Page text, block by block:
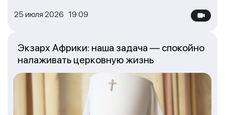
25 июля 2026 19:09
Экзарх Африки: наша задача — спокойно
налаживать церковную жизнь